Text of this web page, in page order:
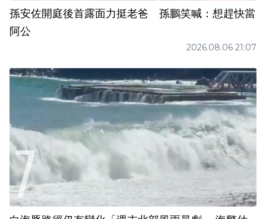
孫安佐開庭後首露面力挺老爸 孫鵬笑喊：想趕快當
阿公
2026.08.06 21:07